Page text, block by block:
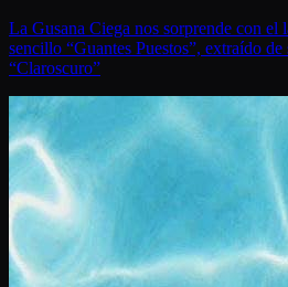
La Gusana Ciega nos sorprende con el
sencillo “Guantes Puestos”, extraído
“Claroscuro”